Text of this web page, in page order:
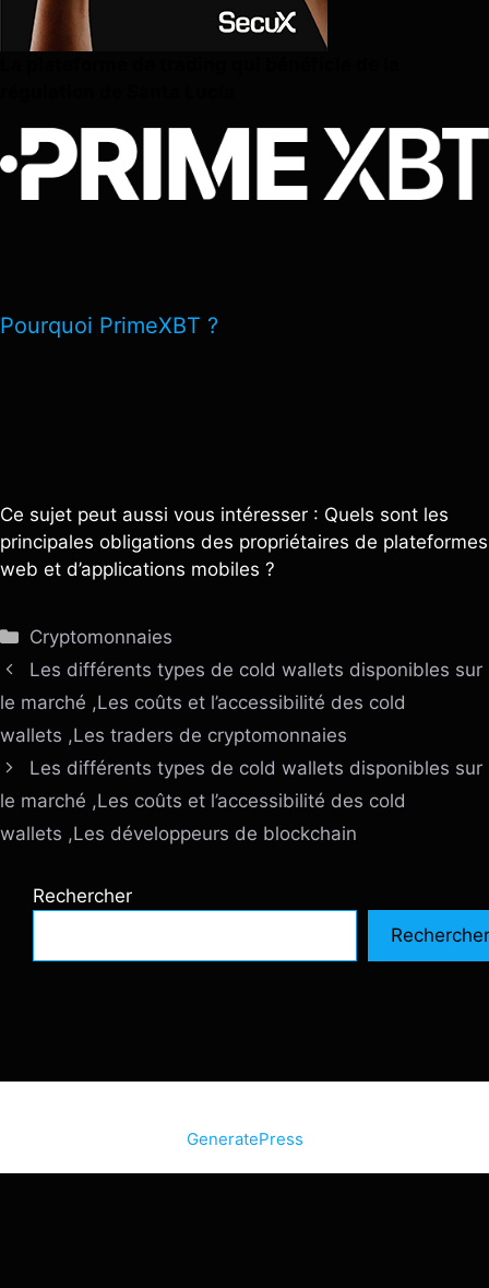
Pourquoi PrimeXBT ?
Ce sujet peut aussi vous intéresser : Quels sont les
principales obligations des propriétaires de plateformes
web et d’applications mobiles ?
Catégories
Cryptomonnaies
Les différents types de cold wallets disponibles sur
le marché ,Les coûts et l’accessibilité des cold
wallets ,Les traders de cryptomonnaies
Les différents types de cold wallets disponibles sur
le marché ,Les coûts et l’accessibilité des cold
wallets ,Les développeurs de blockchain
Rechercher
Rechercher
GeneratePress